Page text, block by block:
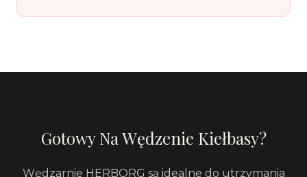
Gotowy Na Wędzenie Kiełbasy?
Wędzarnie HERBORG są idealne do utrzymania